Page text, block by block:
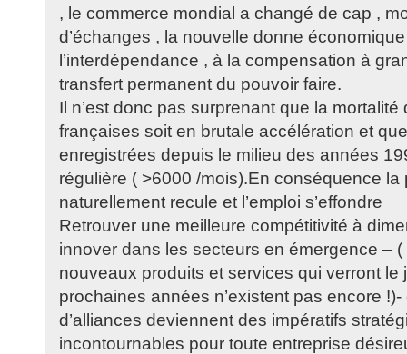
, le commerce mondial a changé de cap ,
d’échanges , la nouvelle donne
l’interdépendance , à la compensation à
transfert permanent du pouvoir faire.
Il n’est donc pas surprenant que la mortalité
françaises soit en brutale accélération et
enregistrées depuis le milieu des années
régulière ( >6000 /mois).En conséquence la
naturellement recule et l’emploi s’effondre
Retrouver une meilleure compétitivité à
innover dans les secteurs en émergence –
nouveaux produits et services qui verront le
prochaines années n’existent pas encore
d’alliances deviennent des impératifs
incontournables pour toute entreprise